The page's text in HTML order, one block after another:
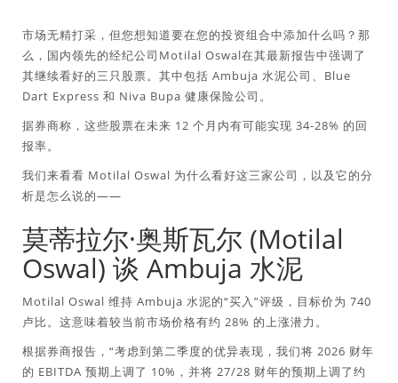
市场无精打采，但您想知道要在您的投资组合中添加什么吗？那
么，国内领先的经纪公司Motilal Oswal在其最新报告中强调了
其继续看好的三只股票。其中包括 Ambuja 水泥公司、Blue
Dart Express 和 Niva Bupa 健康保险公司。
据券商称，这些股票在未来 12 个月内有可能实现 34-28% 的回
报率。
我们来看看 Motilal Oswal 为什么看好这三家公司，以及它的分
析是怎么说的——
莫蒂拉尔·奥斯瓦尔 (Motilal
Oswal) 谈 Ambuja 水泥
Motilal Oswal 维持 Ambuja 水泥的“买入”评级，目标价为 740
卢比。这意味着较当前市场价格有约 28% 的上涨潜力。
根据券商报告，“考虑到第二季度的优异表现，我们将 2026 财年
的 EBITDA 预期上调了 10%，并将 27/28 财年的预期上调了约